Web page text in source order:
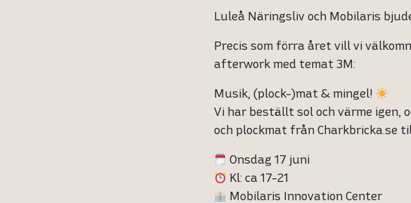
Luleå Näringsliv och Mobilaris
Precis som förra året vill vi
afterwork med temat 3M:
Musik, (plock-)mat & mingel!
Vi har beställt sol och värme igen,
och plockmat från Charkbricka.se
Onsdag 17 juni
Kl: ca 17-21
Mobilaris Innovation Center